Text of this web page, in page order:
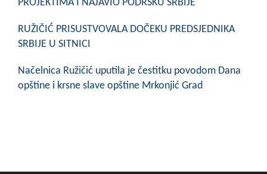
Sport
CIVILNA ZAŠTITA
KONTAKT
PROJEKTIMA I NAJAVIO PODRŠKU SRBIJE
RUŽIČIĆ PRISUSTVOVALA DOČEKU PREDSJEDNIKA
SRBIJE U SITNICI
Načelnica Ružičić uputila je čestitku povodom Dana
opštine i krsne slave opštine Mrkonjić Grad